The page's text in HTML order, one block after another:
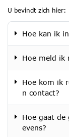
U bevindt zich hier:
Hoe kan ik
Hoe meld ik
Hoe kom ik
n contact?
Hoe gaat de
evens?